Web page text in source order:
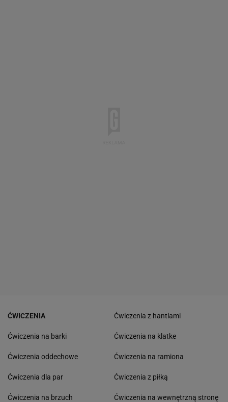
ĆWICZENIA
Ćwiczenia na barki
Ćwiczenia oddechowe
Ćwiczenia dla par
Ćwiczenia na brzuch
Ćwiczenia z hantlami
Ćwiczenia na klatke
Ćwiczenia na ramiona
Ćwiczenia z piłką
Ćwiczenia na wewnętrzną stronę